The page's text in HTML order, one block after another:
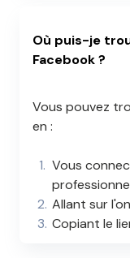
Où puis-je
Facebook ?
Vous pouvez
en :
Vous
Allant sur
Copiant le